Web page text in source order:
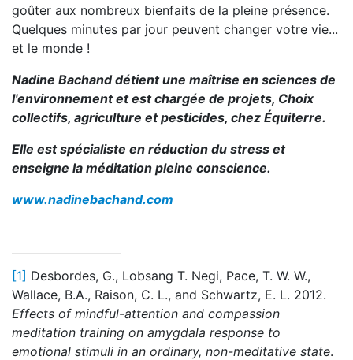
goûter aux nombreux bienfaits de la pleine présence.
Quelques minutes par jour peuvent changer votre vie...
et le monde !
Nadine Bachand détient une maîtrise en sciences de
l'environnement et est chargée de projets, Choix
collectifs, agriculture et pesticides, chez Équiterre.
Elle est spécialiste en réduction du stress et
enseigne la méditation pleine conscience.
www.nadinebachand.com
[1] Desbordes, G., Lobsang T. Negi, Pace, T. W. W.,
Wallace, B.A., Raison, C. L., and Schwartz, E. L. 2012.
Effects of mindful-attention and compassion
meditation training on amygdala response to
emotional stimuli in an ordinary, non-meditative state.